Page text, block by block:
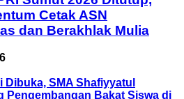
Cetak ASN
dan Berakhlak Mulia